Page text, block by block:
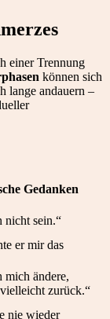
einer Trennung
können sich
lange andauern –
Gedanken
nicht sein.“
er mir das
mich ändere,
zurück.“
nie wieder